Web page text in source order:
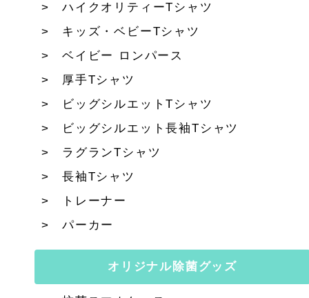
ハイクオリティーTシャツ
キッズ・ベビーTシャツ
ベイビー ロンパース
厚手Tシャツ
ビッグシルエットTシャツ
ビッグシルエット長袖Tシャツ
ラグランTシャツ
長袖Tシャツ
トレーナー
パーカー
オリジナル除菌グッズ